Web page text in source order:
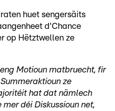
huet sengersäits
d'Chance
op Hëtztwellen ze
Motioun matbruecht, fir
ze
hat dat nämlech
déi Diskussioun net,